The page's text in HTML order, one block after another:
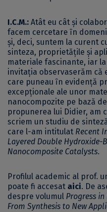
I.C.M.: Atât eu cât şi
facem cercetare ȋn
şi, deci, suntem la curent
sinteza, proprietăţile şi
materiale fascinante, iar
invitaţia observaserăm că
care puneau ȋn evidenţă
excepţionale ale unor
nanocompozite pe bază
propunerea lui Didier, am
scriem un studiu de
care l-am intitulat Recent
Layered Double Hydroxide-
Nanocomposite Catalysts.
Profilul academic al prof.
poate fi accesat aici. De
despre volumul Progress
From Synthesis to New